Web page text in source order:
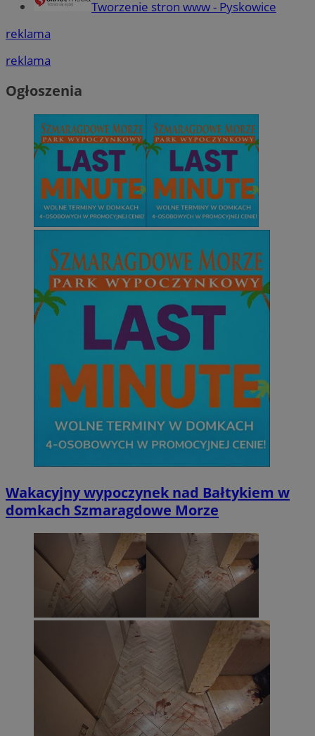
Tworzenie stron www - Pyskowice
reklama
reklama
Ogłoszenia
Wakacyjny wypoczynek nad Bałtykiem w
domkach Szmaragdowe Morze